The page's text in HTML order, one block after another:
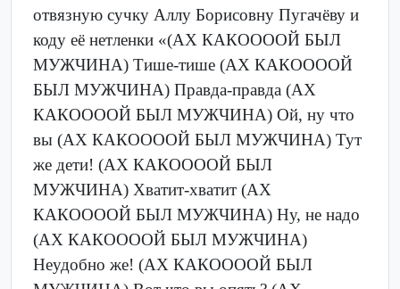
отвязную сучку Аллу Борисовну Пугачёву и
коду её нетленки «(АХ КАКООООЙ БЫЛ
МУЖЧИНА) Тише-тише (АХ КАКООООЙ
БЫЛ МУЖЧИНА) Правда-правда (АХ
КАКООООЙ БЫЛ МУЖЧИНА) Ой, ну что
вы (АХ КАКООООЙ БЫЛ МУЖЧИНА) Тут
же дети! (АХ КАКООООЙ БЫЛ
МУЖЧИНА) Хватит-хватит (АХ
КАКООООЙ БЫЛ МУЖЧИНА) Ну, не надо
(АХ КАКООООЙ БЫЛ МУЖЧИНА)
Неудобно же! (АХ КАКООООЙ БЫЛ